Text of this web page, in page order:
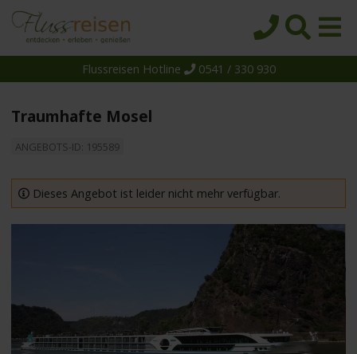
Reedereien
Schiffe
Suche
Flussreisen Hotline 0541 / 330 930
Traumhafte Mosel
ANGEBOTS-ID: 195589
Dieses Angebot ist leider nicht mehr verfügbar.